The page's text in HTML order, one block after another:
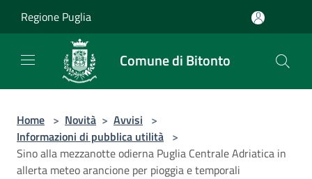
Regione Puglia
Comune di Bitonto
Home > Novità > Avvisi >
Informazioni di pubblica utilità >
Sino alla mezzanotte odierna Puglia Centrale Adriatica in
allerta meteo arancione per pioggia e temporali